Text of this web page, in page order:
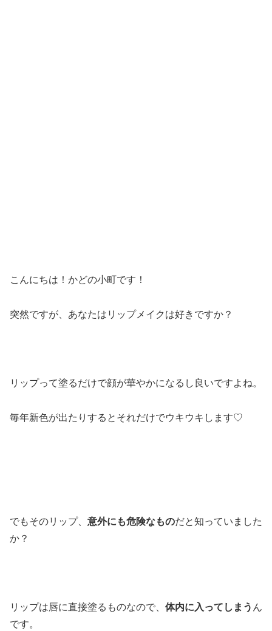
こんにちは！かどの小町です！
突然ですが、あなたはリップメイクは好きですか？
リップって塗るだけで顔が華やかになるし良いですよね。
毎年新色が出たりするとそれだけでウキウキします♡
でもそのリップ、 意外にも危険なものだと知っていました
か？
リップは唇に直接塗るものなので、 体内に入ってしまう ん
です。